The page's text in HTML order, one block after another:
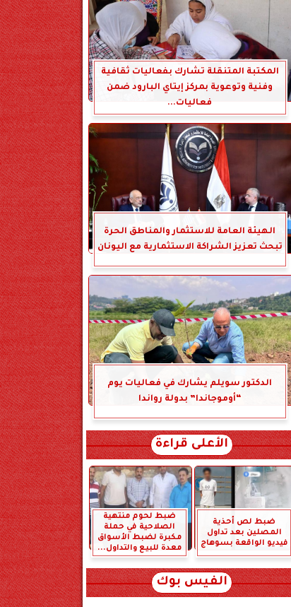
المكتبة المتنقلة تشارك بفعاليات ثقافية
وفنية وتوعوية بمركز إيتاي البارود ضمن
فعاليات...
الهيئة العامة للاستثمار والمناطق الحرة
تبحث تعزيز الشراكة الاستثمارية مع اليونان
الدكتور سويلم يشارك في فعاليات يوم
“أوموجاندا” بدولة رواندا
الأعلى قراءة
ضبط لص أحذية
المصلين بعد تداول
فيديو الواقعة بسوهاج
ضبط لحوم منتهية
الصلاحية في حملة
مكبرة لضبط الأسواق
معدة للبيع والتداول...
الفيس بوك